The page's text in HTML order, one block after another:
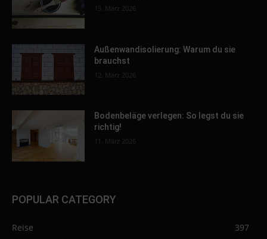
13. März 2026
Außenwandisolierung: Warum du sie
brauchst
12. März 2026
Bodenbeläge verlegen: So legst du sie
richtig!
11. März 2026
POPULAR CATEGORY
Reise
397